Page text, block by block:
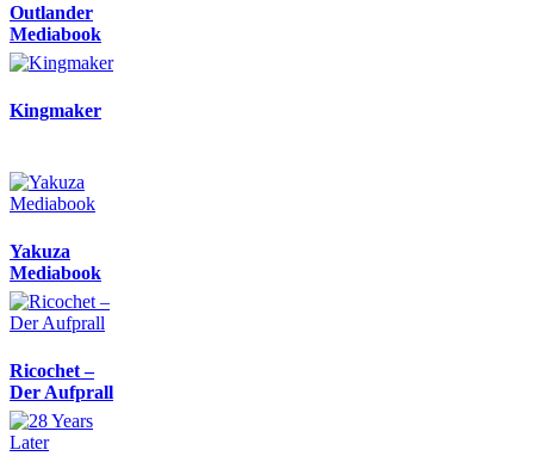
Outlander
Mediabook
Kingmaker
Yakuza
Mediabook
Ricochet –
Der Aufprall